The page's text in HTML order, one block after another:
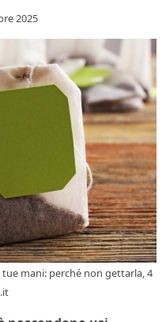
2025
mani: perché non gettarla, 4